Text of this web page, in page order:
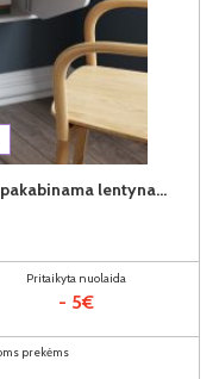
MULTIFUNCTIONAL MFF2025-120 pakabinama lentyna-stalas
Pritaikyta nuolaida
- 5€
prekėms